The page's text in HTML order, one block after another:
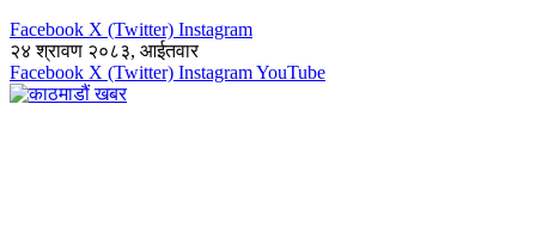
Facebook X (Twitter) Instagram
२४ श्रावण २०८३, आईतवार
Facebook X (Twitter) InstagramYouTube